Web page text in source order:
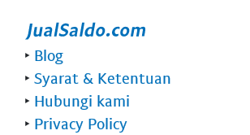
‣ Blog
‣ Syarat & Ketentuan
‣ Hubungi kami
‣ Privacy Policy